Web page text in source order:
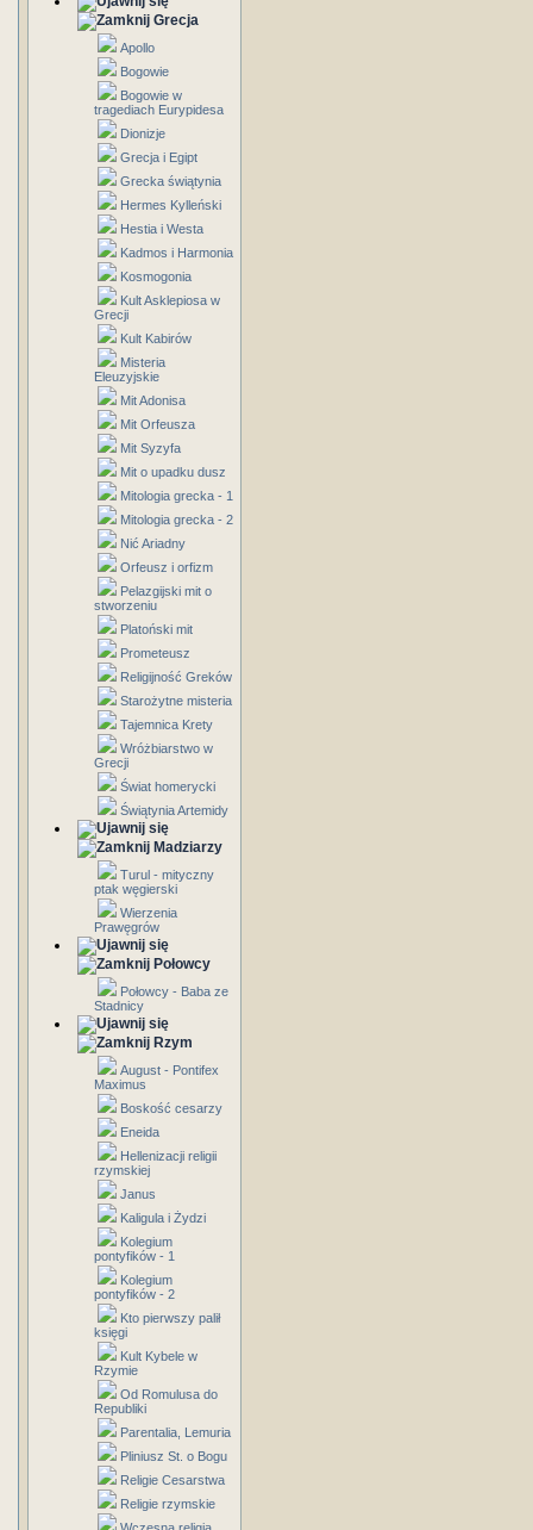
Grecja
Apollo
Bogowie
Bogowie w
tragediach Eurypidesa
Dionizje
Grecja i Egipt
Grecka świątynia
Hermes Kylleński
Hestia i Westa
Kadmos i Harmonia
Kosmogonia
Kult Asklepiosa w
Grecji
Kult Kabirów
Misteria
Eleuzyjskie
Mit Adonisa
Mit Orfeusza
Mit Syzyfa
Mit o upadku dusz
Mitologia grecka - 1
Mitologia grecka - 2
Nić Ariadny
Orfeusz i orfizm
Pelazgijski mit o
stworzeniu
Platoński mit
Prometeusz
Religijność Greków
Starożytne misteria
Tajemnica Krety
Wróżbiarstwo w
Grecji
Świat homerycki
Świątynia Artemidy
Madziarzy
Turul - mityczny
ptak węgierski
Wierzenia
Prawęgrów
Połowcy
Połowcy - Baba ze
Stadnicy
Rzym
August - Pontifex
Maximus
Boskość cesarzy
Eneida
Hellenizacji religii
rzymskiej
Janus
Kaligula i Żydzi
Kolegium
pontyfików - 1
Kolegium
pontyfików - 2
Kto pierwszy palił
księgi
Kult Kybele w
Rzymie
Od Romulusa do
Republiki
Parentalia, Lemuria
Pliniusz St. o Bogu
Religie Cesarstwa
Religie rzymskie